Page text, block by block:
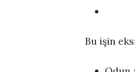
Bu işin